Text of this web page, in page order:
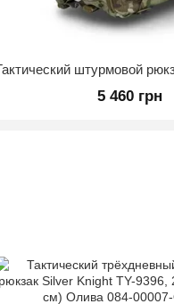
5 460 грн